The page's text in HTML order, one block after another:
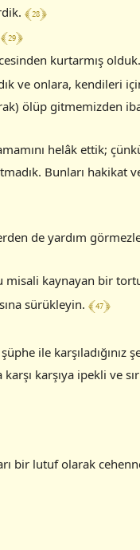
﴾ 28 ﴿
﴾ 29 ﴿
kurtarmış
ve onlara, kendileri
ölüp gitmemizden
helâk ettik;
Bunları
de yardım
misali kaynayan bir
sürükleyin. ﴾ 47 ﴿
ile karşıladığınız
karşıya ipekli ve
bir lutuf olarak